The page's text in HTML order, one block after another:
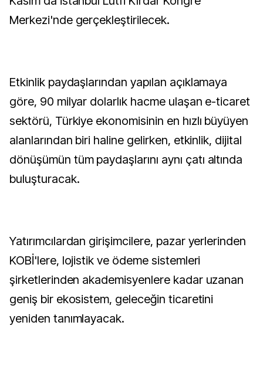
Merkezi'nde gerçekleştirilecek.
Etkinlik paydaşlarından yapılan açıklamaya
göre, 90 milyar dolarlık hacme ulaşan e-ticaret
sektörü, Türkiye ekonomisinin en hızlı büyüyen
alanlarından biri haline gelirken, etkinlik, dijital
dönüşümün tüm paydaşlarını aynı çatı altında
buluşturacak.
Yatırımcılardan girişimcilere, pazar yerlerinden
KOBİ'lere, lojistik ve ödeme sistemleri
şirketlerinden akademisyenlere kadar uzanan
geniş bir ekosistem, geleceğin ticaretini
yeniden tanımlayacak.